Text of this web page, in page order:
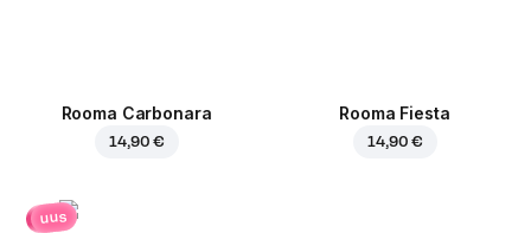
Rooma Carbonara
14,90 €
Rooma Fiesta
14,90 €
uus